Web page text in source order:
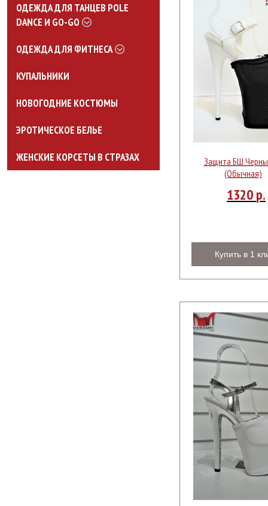
ОДЕЖДА ДЛЯ ТАНЦЕВ POLE
DANCE И GO-GO
ОДЕЖДА ДЛЯ ФИТНЕСА
КУПАЛЬНИКИ
НОВОГОДНИЕ КОСТЮМЫ
ЭРОТИЧЕСКОЕ БЕЛЬЕ
ЖЕНСКИЕ КОРСЕТЫ В СТРАЗАХ
Защита БШ
(Обычная)
1320р.
Купить в 1